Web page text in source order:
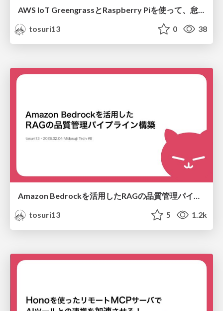
AWS IoT GreengrassとRaspberry Piを使って、怠惰な生活検知システムを作る
tosuri13
0 38
tosuri13
5 1.2k